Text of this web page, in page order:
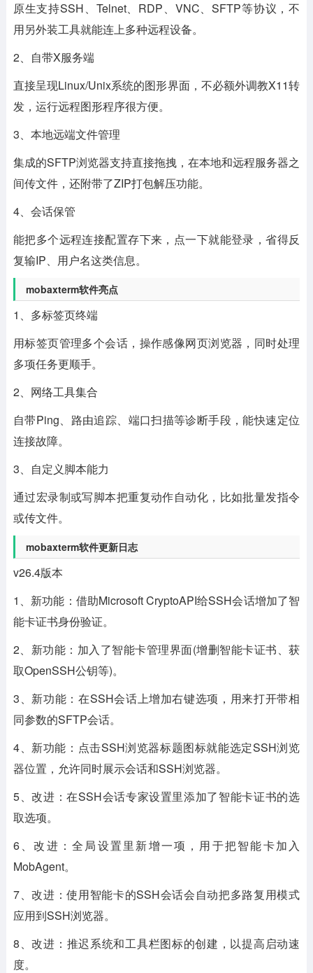
原生支持SSH、Telnet、RDP、VNC、SFTP等协议，不
用另外装工具就能连上多种远程设备。
2、自带X服务端
直接呈现Linux/Unix系统的图形界面，不必额外调教X11转
发，运行远程图形程序很方便。
3、本地远端文件管理
集成的SFTP浏览器支持直接拖拽，在本地和远程服务器之
间传文件，还附带了ZIP打包解压功能。
4、会话保管
能把多个远程连接配置存下来，点一下就能登录，省得反
复输IP、用户名这类信息。
mobaxterm软件亮点
1、多标签页终端
用标签页管理多个会话，操作感像网页浏览器，同时处理
多项任务更顺手。
2、网络工具集合
自带Ping、路由追踪、端口扫描等诊断手段，能快速定位
连接故障。
3、自定义脚本能力
通过宏录制或写脚本把重复动作自动化，比如批量发指令
或传文件。
mobaxterm软件更新日志
v26.4版本
1、新功能：借助Microsoft CryptoAPI给SSH会话增加了智
能卡证书身份验证。
2、新功能：加入了智能卡管理界面(增删智能卡证书、获
取OpenSSH公钥等)。
3、新功能：在SSH会话上增加右键选项，用来打开带相
同参数的SFTP会话。
4、新功能：点击SSH浏览器标题图标就能选定SSH浏览
器位置，允许同时展示会话和SSH浏览器。
5、改进：在SSH会话专家设置里添加了智能卡证书的选
取选项。
6、改进：全局设置里新增一项，用于把智能卡加入
MobAgent。
7、改进：使用智能卡的SSH会话会自动把多路复用模式
应用到SSH浏览器。
8、改进：推迟系统和工具栏图标的创建，以提高启动速
度。